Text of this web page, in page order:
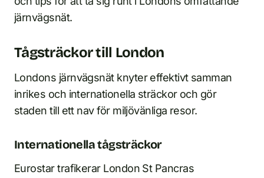
järnvägsnät.
Tågsträckor till London
Londons järnvägsnät knyter effektivt samman
inrikes och internationella sträckor och gör
staden till ett nav för miljövänliga resor.
Internationella tågsträckor
Eurostar trafikerar London St Pancras